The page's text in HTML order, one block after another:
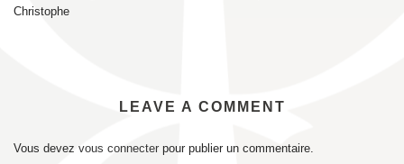
Christophe
LEAVE A COMMENT
Vous devez vous connecter pour publier un commentaire.